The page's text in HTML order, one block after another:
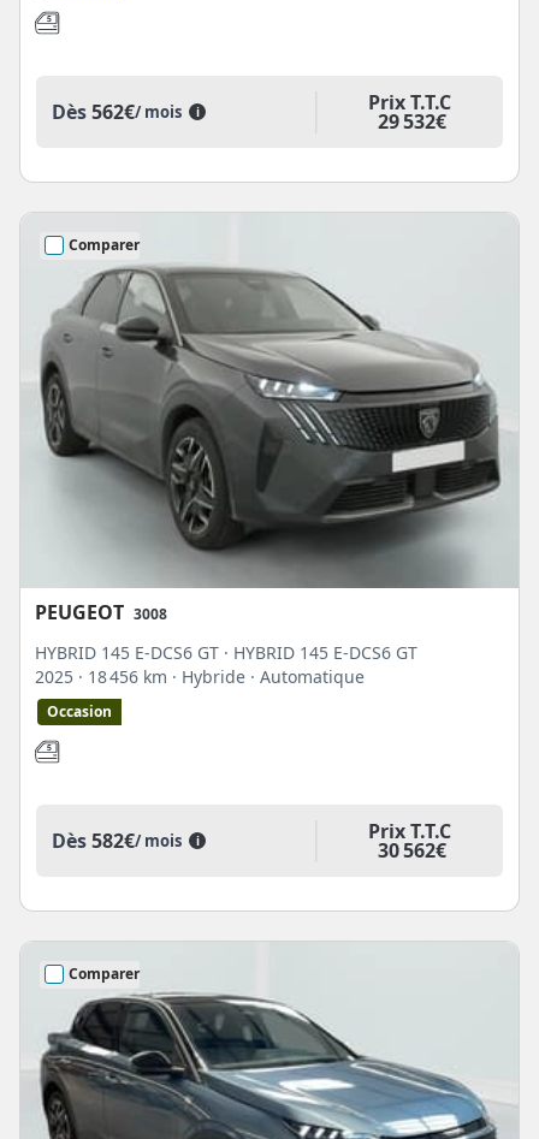
Dès562€/ mois i Prix T.T.C
29 532€
Comparer
PEUGEOT 3008
HYBRID 145 E-DCS6 GT · HYBRID 145 E-DCS6 GT
2025 · 18 456 km · Hybride · Automatique
Occasion
Dès582€/ mois i Prix T.T.C
30 562€
Comparer